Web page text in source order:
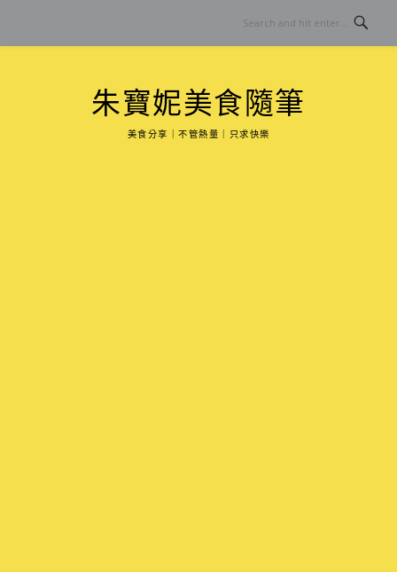
content
朱寶妮美食隨筆
美食分享｜不管熱量｜只求快樂